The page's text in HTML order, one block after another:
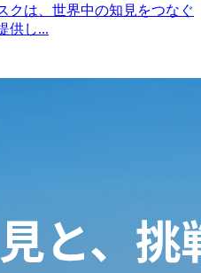
クは、世界中の知見をつなぐ
供し...